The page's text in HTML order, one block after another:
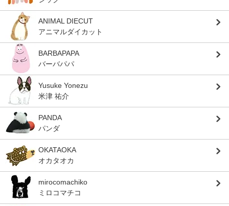
ANIMAL DIECUT
アニマルダイカット
BARBAPAPA
バーバパパ
Yusuke Yonezu
米津 祐介
PANDA
パンダ
OKATAOKA
オカタオカ
mirocomachiko
ミロコマチコ